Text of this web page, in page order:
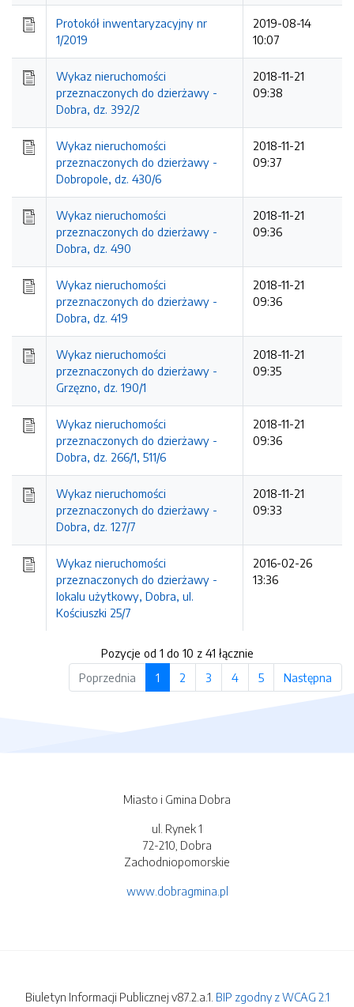
Protokół inwentaryzacyjny nr
1/2019
2019-08-14
10:07
Wykaz nieruchomości
przeznaczonych do dzierżawy -
Dobra, dz. 392/2
2018-11-21
09:38
Wykaz nieruchomości
przeznaczonych do dzierżawy -
Dobropole, dz. 430/6
2018-11-21
09:37
Wykaz nieruchomości
przeznaczonych do dzierżawy -
Dobra, dz. 490
2018-11-21
09:36
Wykaz nieruchomości
przeznaczonych do dzierżawy -
Dobra, dz. 419
2018-11-21
09:36
Wykaz nieruchomości
przeznaczonych do dzierżawy -
Grzęzno, dz. 190/1
2018-11-21
09:35
Wykaz nieruchomości
przeznaczonych do dzierżawy -
Dobra, dz. 266/1, 511/6
2018-11-21
09:36
Wykaz nieruchomości
przeznaczonych do dzierżawy -
Dobra, dz. 127/7
2018-11-21
09:33
Wykaz nieruchomości
przeznaczonych do dzierżawy -
lokalu użytkowy, Dobra, ul.
Kościuszki 25/7
2016-02-26
13:36
Pozycje od 1 do 10 z 41 łącznie
Poprzednia
1 2 3 4 5 Następna
Miasto i Gmina Dobra
ul. Rynek 1
72-210, Dobra
Zachodniopomorskie
www.dobragmina.pl
Biuletyn Informacji Publicznej v87.2.a.1. BIP zgodny z WCAG 2.1